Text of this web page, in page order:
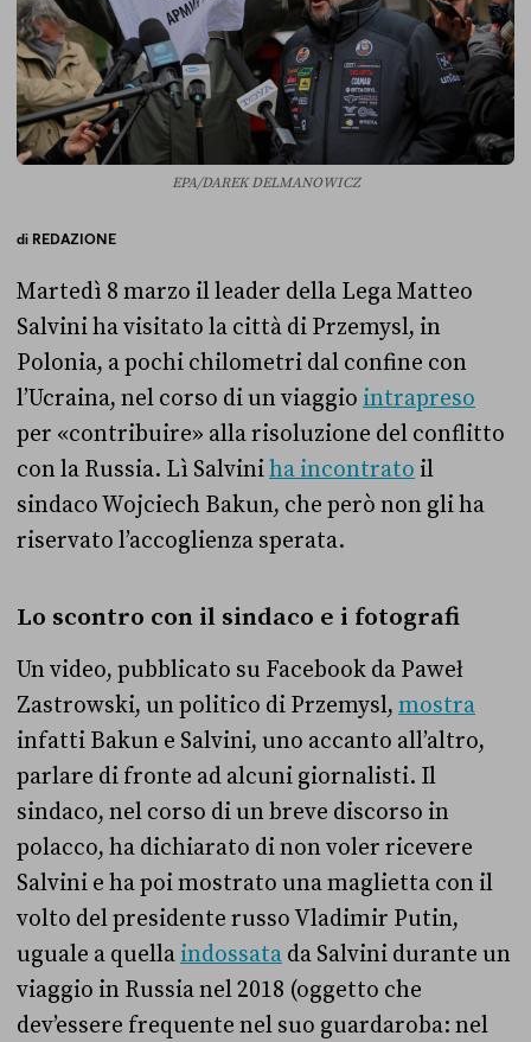
EPA/DAREK DELMANOWICZ
di REDAZIONE
Martedì 8 marzo il leader della Lega Matteo
Salvini ha visitato la città di Przemysl, in
Polonia, a pochi chilometri dal confine con
l’Ucraina, nel corso di un viaggio intrapreso
per «contribuire» alla risoluzione del conflitto
con la Russia. Lì Salviniha incontrato il
sindacoWojciech Bakun, che però non gli ha
riservato l’accoglienza sperata.
Lo scontro con il sindaco e i fotografi
Un video, pubblicato su Facebook da Paweł
Zastrowski, un politico di Przemysl, mostra
infatti Bakun e Salvini, uno accanto all’altro,
parlare di fronte ad alcuni giornalisti. Il
sindaco, nel corso di un breve discorso in
polacco, ha dichiarato di non voler ricevere
Salvini e ha poi mostrato una maglietta con il
volto del presidente russo Vladimir Putin,
uguale a quella indossata da Salvini durante un
viaggio in Russia nel 2018 (oggetto che
dev’essere frequente nel suo guardaroba: nel